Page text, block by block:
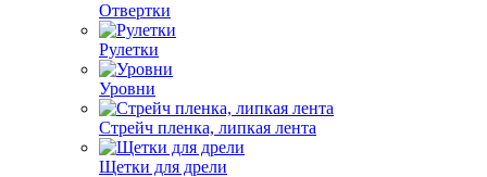
Отвертки
Рулетки
Уровни
Стрейч пленка, липкая лента
Щетки для дрели